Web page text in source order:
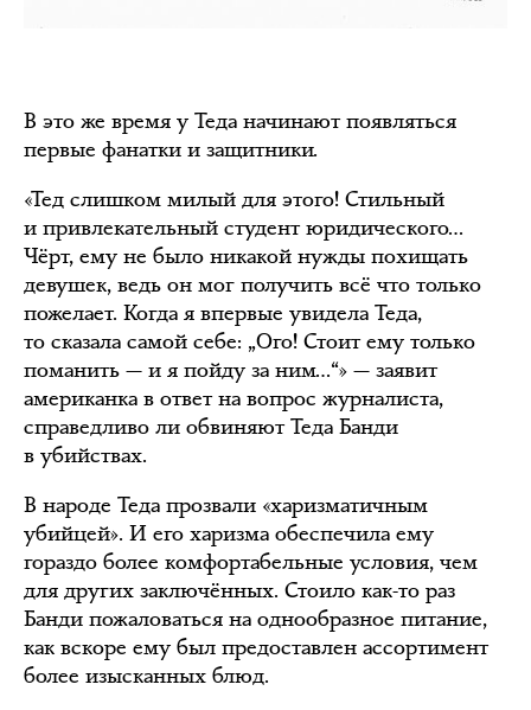
В это же время у Теда начинают появляться
первые фанатки и защитники.
«Тед слишком милый для этого! Стильный
и привлекательный студент юридического…
Чёрт, ему не было никакой нужды похищать
девушек, ведь он мог получить всё что только
пожелает. Когда я впервые увидела Теда,
то сказала самой себе: „Ого! Стоит ему только
поманить — и я пойду за ним…“» — заявит
американка в ответ на вопрос журналиста,
справедливо ли обвиняют Теда Банди
в убийствах.
В народе Теда прозвали «харизматичным
убийцей». И его харизма обеспечила ему
гораздо более комфортабельные условия, чем
для других заключённых. Стоило как-то раз
Банди пожаловаться на однообразное питание,
как вскоре ему был предоставлен ассортимент
более изысканных блюд.